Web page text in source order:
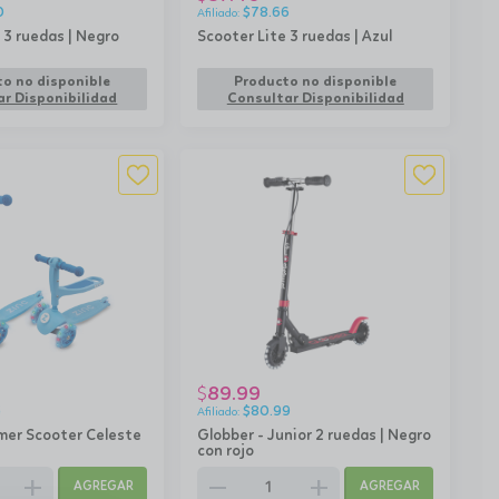
ruedas | Negro
no disponible
Disponibilidad
Scooter Lite 3 ruedas | Azul
$78.66
Producto no disponible
Consultar Disponibilidad
Scooter Celeste
add AGREGAR
Globber - Junior 2 ruedas | Negro
con rojo
$89.99
$80.99
remove add AGREGAR